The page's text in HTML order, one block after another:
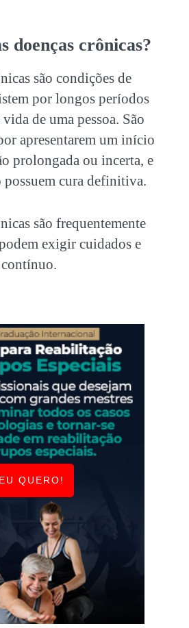
doenças crônicas?
são condições de
por longos períodos
de uma pessoa. São
apresentarem um início
prolongada ou incerta, e
possuem cura definitiva.
são frequentemente
exigir cuidados e
EU QUERO!